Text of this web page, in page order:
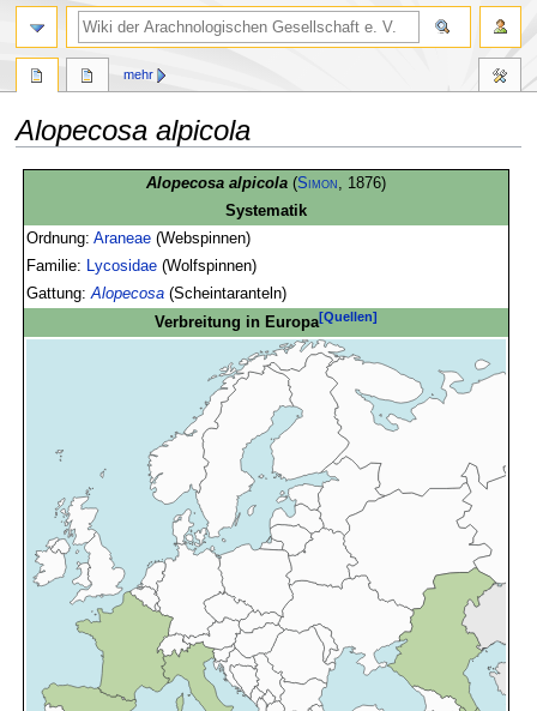
Alopecosa alpicola
springen
springen
Alopecosa alpicola (Simon , 1876)
Systematik
Ordnung:Araneae (Webspinnen)
Familie:
Lycosidae (Wolfspinnen)
Gattung:Alopecosa (Scheintaranteln)
Verbreitung in Europa[Quellen]
mehr